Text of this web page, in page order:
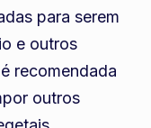
para serem
e outros
recomendada
outros